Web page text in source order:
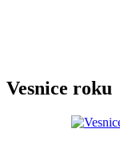
Vesnice roku